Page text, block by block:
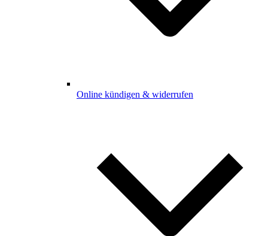
Online kündigen & widerrufen